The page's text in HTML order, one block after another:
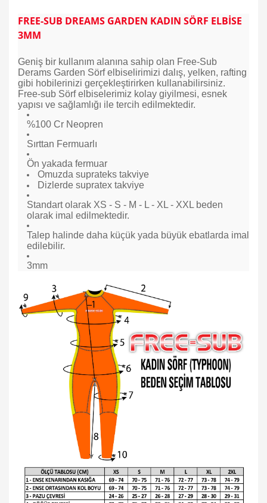
FREE-SUB DREAMS GARDEN KADIN SÖRF ELBİSE
3MM
Geniş bir kullanım alanına sahip olan Free-Sub
Derams Garden Sörf elbiselirimizi dalış, yelken, rafting
gibi hobilerinizi gerçekleştirirken kullanabilirsiniz.
Free-sub Sörf elbiselerimiz kolay giyilmesi, esnek
yapısı ve sağlamlığı ile tercih edilmektedir.
%100 Cr Neopren
Sırttan Fermuarlı
Ön yakada fermuar
Omuzda suprateks takviye
Dizlerde supratex takviye
Standart olarak XS - S - M - L - XL - XXL beden
olarak imal edilmektedir.
Talep halinde daha küçük yada büyük ebatlarda imal
edilebilir.
3mm